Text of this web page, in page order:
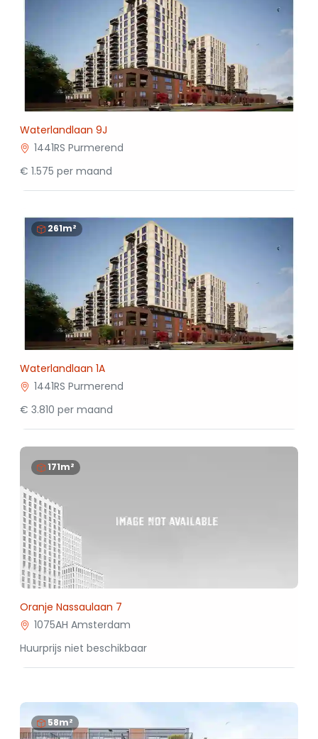
Waterlandlaan 9J
1441RS Purmerend
€ 1.575 per maand
261m²
Waterlandlaan 1A
1441RS Purmerend
€ 3.810 per maand
171m²
Oranje Nassaulaan 7
1075AH Amsterdam
Huurprijs niet beschikbaar
58m²